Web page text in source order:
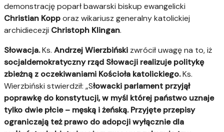
demonstrację poparł bawarski biskup ewangelicki
Christian Kopporaz wikariusz generalny katolickiej
archidiecezji Christoph Klingan.
Słowacja.Ks. Andrzej Wierzbiński zwrócił uwagę na to, iż
socjaldemokratyczny rząd Słowacji realizuje politykę
zbieżną z oczekiwaniami Kościoła katolickiego.Ks.
Wierzbiński stwierdził: „Słowacki parlament przyjął
poprawkę do konstytucji, w myśl której państwo uznaje
tylko dwie płcie – męską i żeńską. Przyjęte przepisy
ograniczają też prawo do adopcji wyłącznie dla